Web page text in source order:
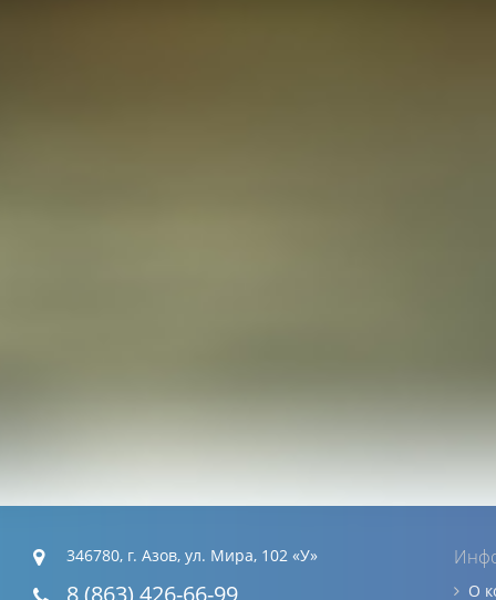
346780, г. Азов, ул. Мира, 102 «У»
8 (863) 426-66-99 О